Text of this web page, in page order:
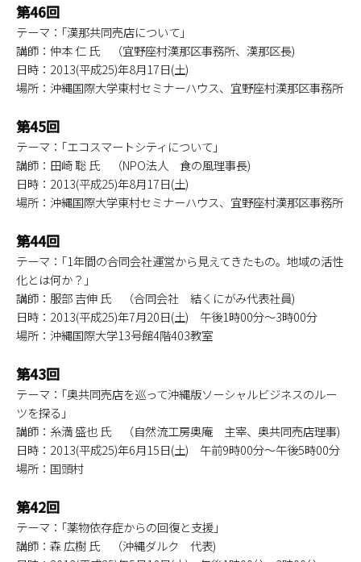
第46回
テーマ：｢漢那共同売店について｣
講師：仲本 仁 氏 （宜野座村漢那区事務所、漢那区長)
日時：2013(平成25)年8月17日(土)
場所：沖縄国際大学東村セミナーハウス、宜野座村漢那区事務所
第45回
テーマ：｢エコスマートシティについて｣
講師：田崎 聡 氏 （NPO法人 食の風理事長)
日時：2013(平成25)年8月17日(土)
場所：沖縄国際大学東村セミナーハウス、宜野座村漢那区事務所
第44回
テーマ：｢1年間の合同会社運営から見えてきたもの。地域の活性
化とは何か？｣
講師：服部 吉伸 氏 （合同会社 結くにがみ代表社員)
日時：2013(平成25)年7月20日(土) 午後1時00分～3時00分
場所：沖縄国際大学13号館4階403教室
第43回
テーマ：｢奥共同売店を巡って沖縄版ソーシャルビジネスのルー
ツを探る｣
講師：糸満 盛也 氏 （自然流工房奥庵 主宰、奥共同売店理事)
日時：2013(平成25)年6月15日(土) 午前9時00分～午後5時00分
場所：国頭村
第42回
テーマ：｢薬物依存症からの回復と支援｣
講師：森 広樹 氏 （沖縄ダルク 代表)